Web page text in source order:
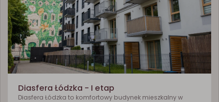
Diasfera Łódzka - I etap
Diasfera Łódzka to komfortowy budynek mieszkalny w